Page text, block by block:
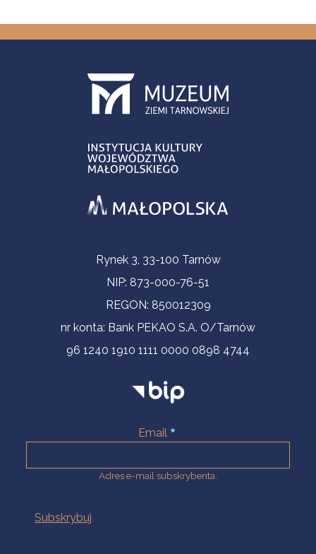
Informacje kontaktoweRynek 3, 33-100 Tarnów
NIP: 873-000-76-51
REGON: 850012309
nr konta: Bank PEKAO S.A. O/Tarnów
96 1240 1910 1111 0000 0898 4744
Email
Adres e-mail subskrybenta.